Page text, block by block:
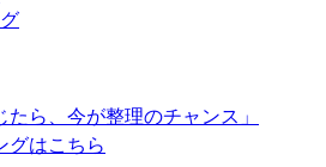
たら、今が整理のチャンス」
グはこちら